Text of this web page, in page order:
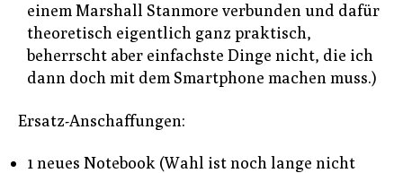
einem Marshall Stanmore verbunden und dafür
theoretisch eigentlich ganz praktisch,
beherrscht aber einfachste Dinge nicht, die ich
dann doch mit dem Smartphone machen muss.)
Ersatz-Anschaffungen:
1 neues Notebook (Wahl ist noch lange nicht